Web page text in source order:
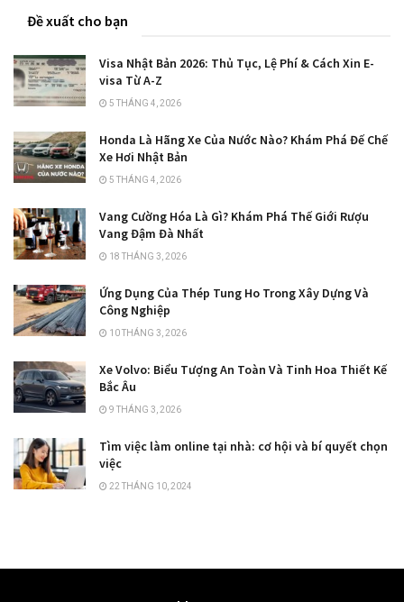
Đề xuất cho bạn
Visa Nhật Bản 2026: Thủ Tục, Lệ Phí & Cách Xin E-
visa Từ A-Z
5 THÁNG 4, 2026
Honda Là Hãng Xe Của Nước Nào? Khám Phá Đế Chế
Xe Hơi Nhật Bản
5 THÁNG 4, 2026
Vang Cường Hóa Là Gì? Khám Phá Thế Giới Rượu
Vang Đậm Đà Nhất
18 THÁNG 3, 2026
Ứng Dụng Của Thép Tung Ho Trong Xây Dựng Và
Công Nghiệp
10 THÁNG 3, 2026
Xe Volvo: Biểu Tượng An Toàn Và Tinh Hoa Thiết Kế
Bắc Âu
9 THÁNG 3, 2026
Tìm việc làm online tại nhà: cơ hội và bí quyết chọn
việc
22 THÁNG 10, 2024